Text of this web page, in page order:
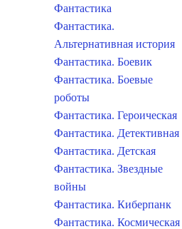
Фантастика
Фантастика.
Альтернативная история
Фантастика. Боевик
Фантастика. Боевые
роботы
Фантастика. Героическая
Фантастика. Детективная
Фантастика. Детская
Фантастика. Звездные
войны
Фантастика. Киберпанк
Фантастика. Космическая